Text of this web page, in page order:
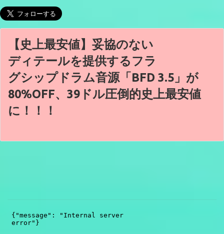
【史上最安値】妥協のない
ディテールを提供するフラ
グシップドラム音源「BFD 3.5」が
80%OFF、39ドル圧倒的史上最安値
に！！！